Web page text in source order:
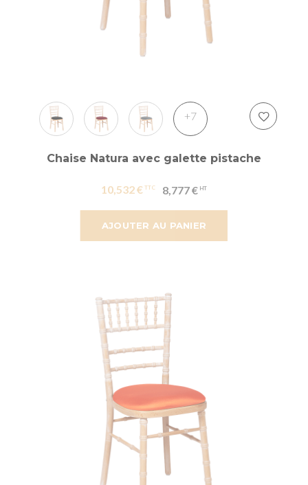
AJOUTER AU PANIER
+7
Chaise Natura avec galette pistache
10,532 € 8,777 €